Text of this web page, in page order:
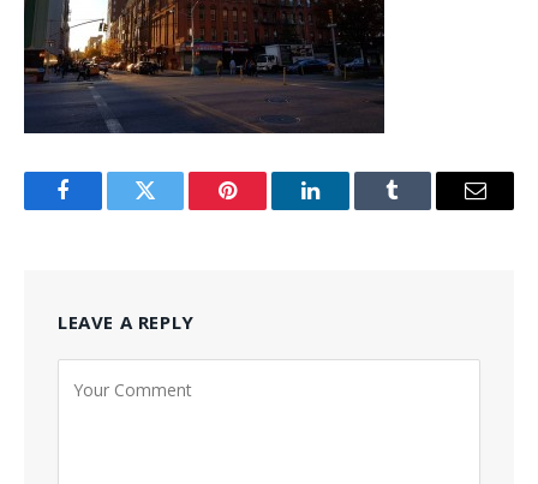
FacebookTwitter Pinterest LinkedInTumblr Email
LEAVE A REPLY